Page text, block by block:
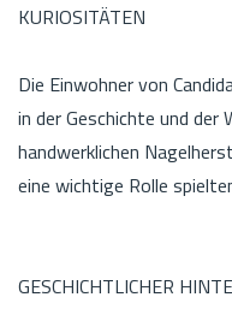
KURIOSITÄTEN
Die Einwohner von
in der Geschichte und
handwerklichen
eine wichtige Rolle
GESCHICHTLICHER